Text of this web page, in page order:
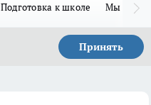
Подготовка к школе Мы в MAX
Принять